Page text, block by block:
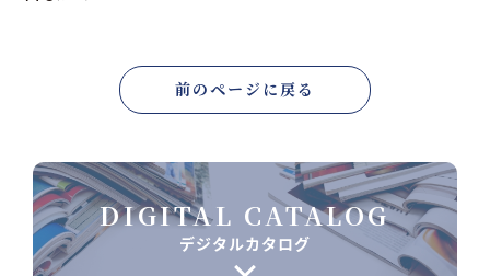
前のページに戻る
DIGITAL CATALOG
デジタルカタログ